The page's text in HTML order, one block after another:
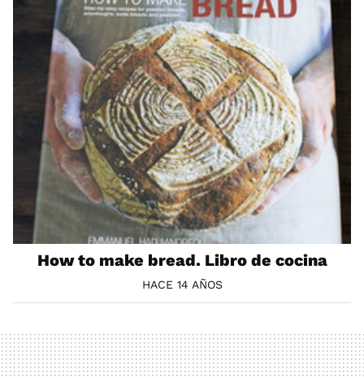
How to make bread. Libro de cocina
HACE 14 AÑOS